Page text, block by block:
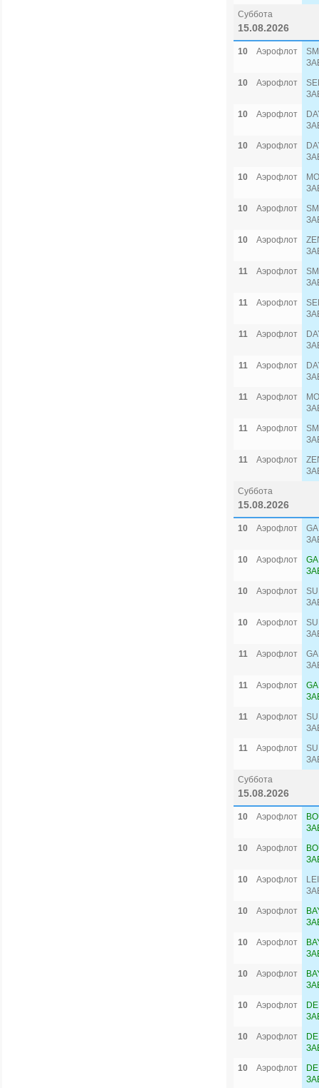
Суббота
15.08.2026
10 Аэрофлот
10
Аэрофлот
10
Аэрофлот
10
Аэрофлот
10
Аэрофлот
10
Аэрофлот
10
Аэрофлот
11
Аэрофлот
11
Аэрофлот
11
Аэрофлот
11
Аэрофлот
11
Аэрофлот
11
Аэрофлот
11
Аэрофлот
Суббота
15.08.2026
10 Аэрофлот
10
Аэрофлот
10
Аэрофлот
10
Аэрофлот
11
Аэрофлот
11
Аэрофлот
11
Аэрофлот
11
Аэрофлот
Суббота
15.08.2026
10 Аэрофлот
10
Аэрофлот
10
Аэрофлот
10
Аэрофлот
10
Аэрофлот
10
Аэрофлот
10
Аэрофлот
10
Аэрофлот
10
Аэрофлот